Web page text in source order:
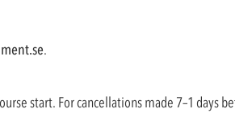
.
start. For cancellations made 7–1 days